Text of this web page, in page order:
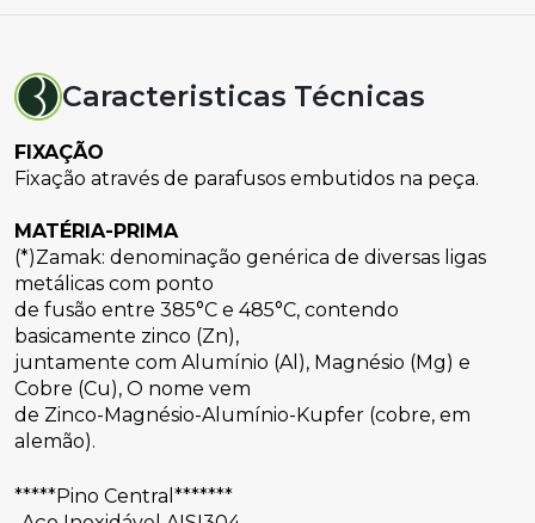
Caracteristicas Técnicas
FIXAÇÃO
Fixação através de parafusos embutidos na peça.
MATÉRIA-PRIMA
(*)Zamak: denominação genérica de diversas ligas
metálicas com ponto
de fusão entre 385°C e 485°C, contendo
basicamente zinco (Zn),
juntamente com Alumínio (Al), Magnésio (Mg) e
Cobre (Cu), O nome vem
de Zinco-Magnésio-Alumínio-Kupfer (cobre, em
alemão).
*****Pino Central*******